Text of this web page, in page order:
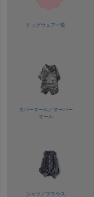
ドッグウェア一覧
カバーオール／ オーバー
オール
シャツ／ ブラウス